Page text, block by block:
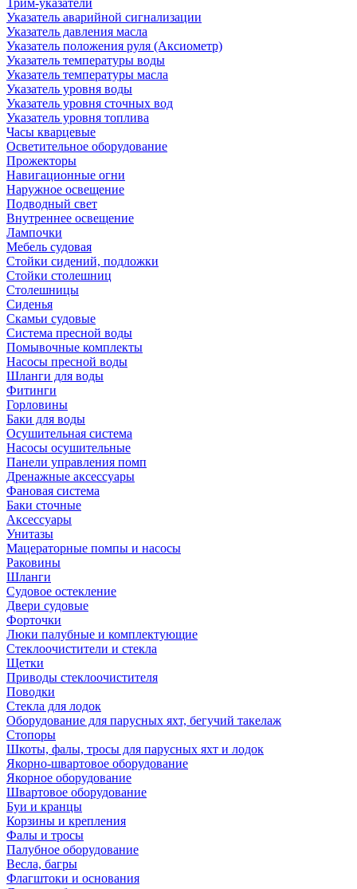
Трим-указатели
Указатель аварийной сигнализации
Указатель давления масла
Указатель положения руля (Аксиометр)
Указатель температуры воды
Указатель температуры масла
Указатель уровня воды
Указатель уровня сточных вод
Указатель уровня топлива
Часы кварцевые
Осветительное оборудование
Прожекторы
Навигационные огни
Наружное освещение
Подводный свет
Внутреннее освещение
Лампочки
Мебель судовая
Стойки сидений, подложки
Стойки столешниц
Столешницы
Сиденья
Скамьи судовые
Система пресной воды
Помывочные комплекты
Насосы пресной воды
Шланги для воды
Фитинги
Горловины
Баки для воды
Осушительная система
Насосы осушительные
Панели управления помп
Дренажные аксессуары
Фановая система
Баки сточные
Аксессуары
Унитазы
Мацераторные помпы и насосы
Раковины
Шланги
Судовое остекление
Двери судовые
Форточки
Люки палубные и комплектующие
Стеклоочистители и стекла
Щетки
Приводы стеклоочистителя
Поводки
Стекла для лодок
Оборудование для парусных яхт, бегучий такелаж
Стопоры
Шкоты, фалы, тросы для парусных яхт и лодок
Якорно-швартовое оборудование
Якорное оборудование
Швартовое оборудование
Буи и кранцы
Корзины и крепления
Фалы и тросы
Палубное оборудование
Весла, багры
Флагштоки и основания